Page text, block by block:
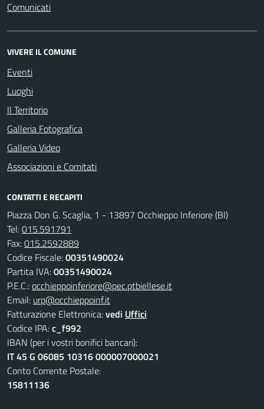
Comunicati
VIVERE IL COMUNE
Eventi
Luoghi
Il Territorio
Galleria Fotografica
Galleria Video
Associazioni e Comitati
CONTATTI E RECAPITI
Piazza Don G. Scaglia, 1 - 13897 Occhieppo Inferiore (BI)
Tel:015.591791
Fax:015.2592889
Codice Fiscale:00351490024
Partita IVA:00351490024
P.E.C.:occhieppoinferiore@pec.ptbiellese.it
Email: urp@occhieppoinf.it
Fatturazione Elettronica:vedi Uffici
Codice IPA:c_f992
IBAN (per i vostri bonifici bancari):
IT 45 G 06085 10316 000007000021
Conto Corrente Postale:
15811136